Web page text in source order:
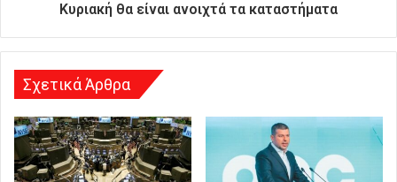
ν
Κυριακή θα είναι ανοιχτά τα καταστήματα
Σχετικά Άρθρα